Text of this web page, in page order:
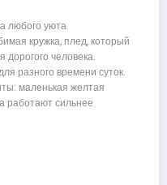
любого уюта.
кружка, плед, который
человека.
разного времени суток.
маленькая желтая
работают сильнее